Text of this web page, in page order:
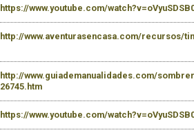
https://www.youtube.com/
http://www.aventurasencasa.com/recursos/
http://www.guiademanualidades.com/
26745.htm
https://www.youtube.com/